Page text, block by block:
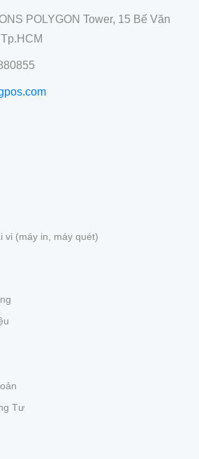
POLYGON Tower, 15 Bế Văn
vi (máy in, máy quét)
Tư